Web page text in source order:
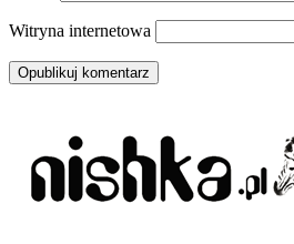
Witryna internetowa